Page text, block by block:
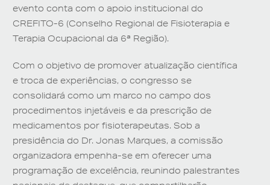
evento conta com o apoio institucional do
CREFITO-6 (Conselho Regional de Fisioterapia e
Terapia Ocupacional da 6ª Região).
Com o objetivo de promover atualização científica
e troca de experiências, o congresso se
consolidará como um marco no campo dos
procedimentos injetáveis e da prescrição de
medicamentos por fisioterapeutas. Sob a
presidência do Dr. Jonas Marques, a comissão
organizadora empenha-se em oferecer uma
programação de excelência, reunindo palestrantes